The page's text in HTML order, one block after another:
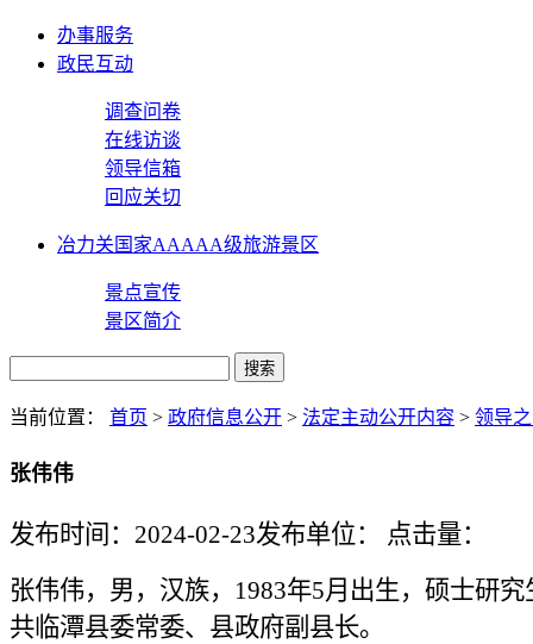
办事服务
政民互动
调查问卷
在线访谈
领导信箱
回应关切
冶力关国家AAAAA级旅游景区
景点宣传
景区简介
当前位置： 首页 > 政府信息公开 > 法定主动公开内容 > 领导
张伟伟
发布时间：2024-02-23发布单位： 点击量：
张伟伟，男，汉族，1983年5月出生，硕士研
共临潭县委常委、县政府副县长。